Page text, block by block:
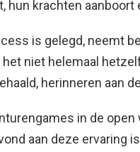
hun krachten
is gelegd, neemt
niet helemaal
herinneren aan
in de open
aan deze ervaring